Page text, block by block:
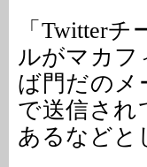
「Twitter
ルがマカフ
ば門だのメ
で送信され
あるなどと